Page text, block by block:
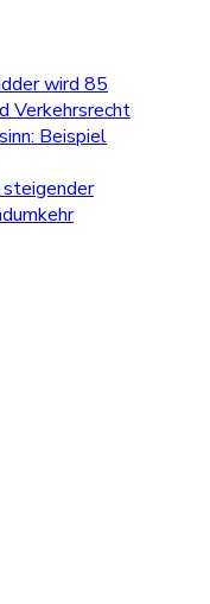
wird 85
Verkehrsrecht
Beispiel